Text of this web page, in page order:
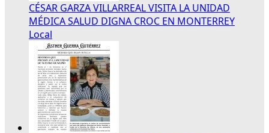
CÉSAR GARZA VILLARREAL VISITA LA UNIDAD
MÉDICA SALUD DIGNA CROC EN MONTERREY
Local